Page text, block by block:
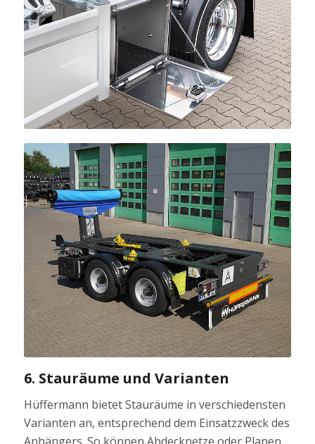
6. Stauräume und Varianten
Hüffermann bietet Stauräume in verschiedensten
Varianten an, entsprechend dem Einsatzzweck des